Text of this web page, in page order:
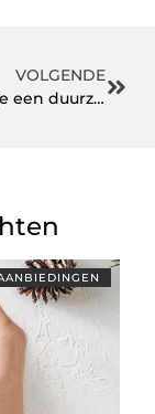
VOLGENDE
Hoe maak je een duurzaam plan voor cadeau-geven